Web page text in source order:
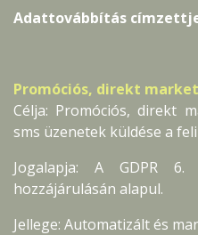
Adattovábbítás
Promóciós, direkt
Célja: Promóciós, direkt
sms üzenetek küldése a
Jogalapja: A GDPR
hozzájárulásán alapul.
Jellege: Automatizált és